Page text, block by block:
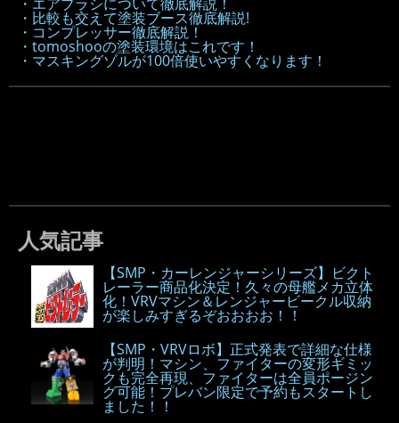
・比較も交えて塗装ブース徹底解説!
・コンプレッサー徹底解説！
・tomoshooの塗装環境はこれです！
・マスキングゾルが100倍使いやすくなります！
人気記事
【SMP・カーレンジャーシリーズ】ビクト
レーラー商品化決定！久々の母艦メカ立体
化！VRVマシン＆レンジャービークル収納
が楽しみすぎるぞおおおお！！
【SMP・VRVロボ】正式発表で詳細な仕様
が判明！マシン、ファイターの変形ギミッ
クも完全再現、ファイターは全員ポージン
グ可能！プレバン限定で予約もスタートし
ました！！